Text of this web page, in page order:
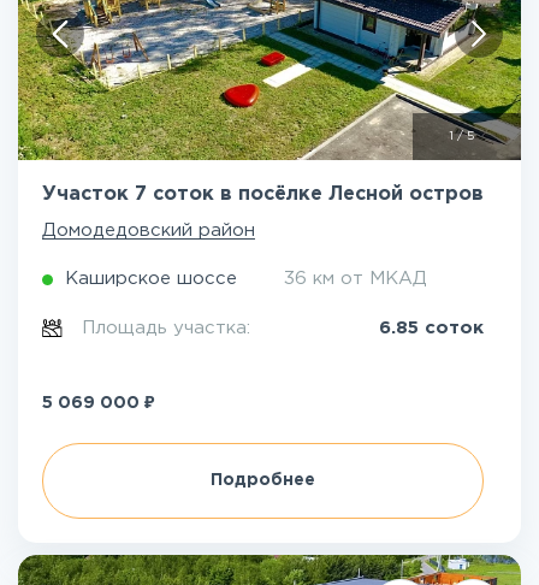
/5
Участок 7 соток в посёлке Лесной остров
Домодедовский район
Каширское шоссе 36 км от МКАД
Площадь участка: 6.85 соток
5 069 000 ₽
Подробнее